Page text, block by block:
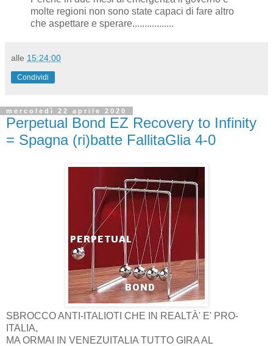
molte regioni non sono state capaci di fare altro
che aspettare e sperare.................
alle 15:24:00
Condividi
mercoledì 22 aprile 2020
Perpetual Bond EZ Recovery to Infinity
= Spagna (ri)batte FallitaGlia 4-0
SBROCCO ANTI-ITALIOTI CHE IN REALTÀ' E' PRO-
ITALIA,
MA ORMAI IN VENEZUITALIA TUTTO GIRA AL